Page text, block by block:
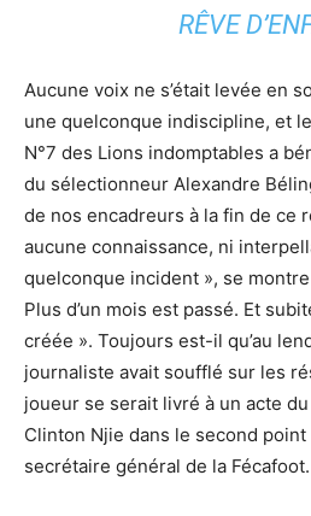
RÊVE
Aucune voix ne s’était levée en
une quelconque indiscipline, et
N°7 des Lions indomptables a
du sélectionneur Alexandre
de nos encadreurs à la fin de ce
aucune connaissance, ni
quelconque incident », se
Plus d’un mois est passé. Et
créée ». Toujours est-il qu’au
journaliste avait soufflé sur les
joueur se serait livré à un acte
Clinton Njie dans le second
secrétaire général de la Fécafoot.